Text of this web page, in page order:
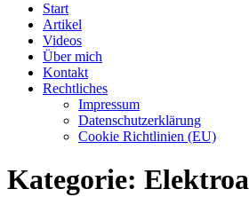
Start
Artikel
Videos
Über mich
Kontakt
Rechtliches
Impressum
Datenschutzerklärung
Cookie Richtlinien (EU)
Kategorie: